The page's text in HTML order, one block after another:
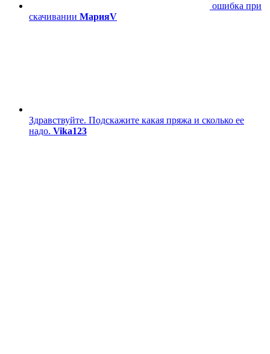
ошибка при
скачивании МарияV
Здравствуйте. Подскажите какая пряжа и сколько ее
надо. Vika123